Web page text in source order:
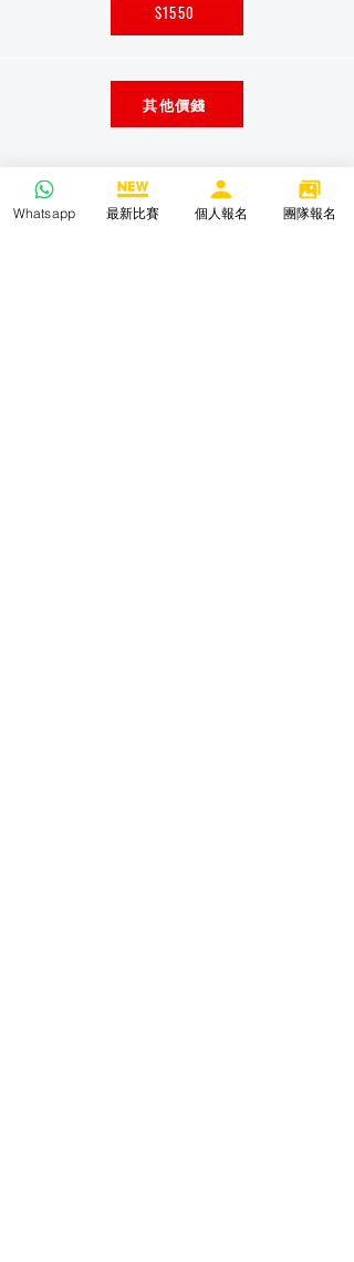
$1550
其他價錢
Whatsapp 最新比賽 個人報名 團隊報名